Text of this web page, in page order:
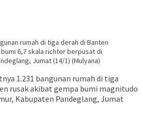
rumah di tiga derah di Banten
6,7 skala richter berpusat di
Jumat (14/1) (Mulyana)
1.231 bangunan rumah di tiga
rusak akibat gempa bumi magnitudo
Kabupaten Pandeglang, Jumat